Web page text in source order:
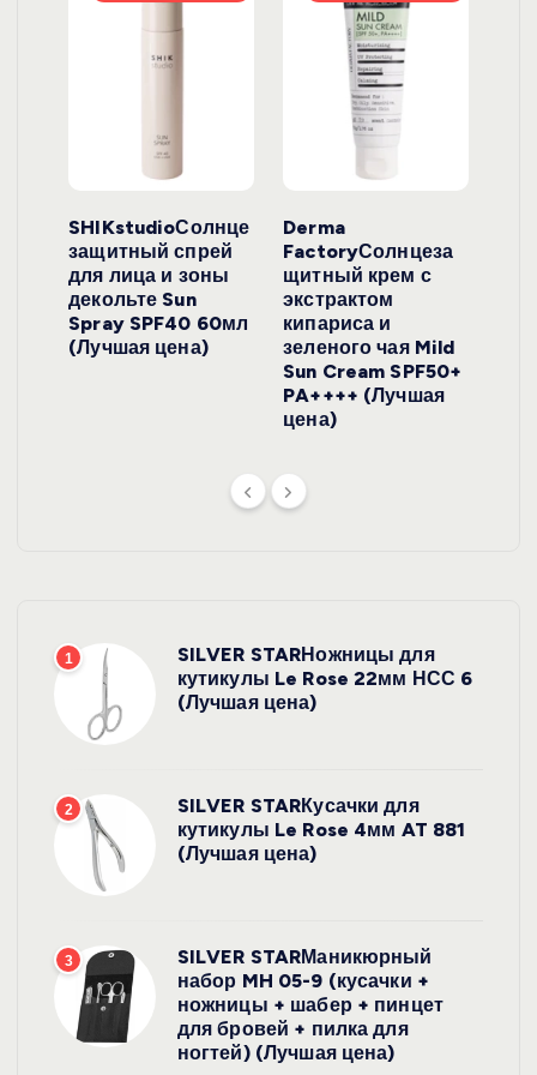
SHIKstudioСолнце
защитный спрей
для лица и зоны
декольте Sun
Spray SPF40 60мл
(Лучшая цена)
Derma
FactoryСолнцеза
щитный крем с
экстрактом
кипариса и
зеленого чая Mild
Sun Cream SPF50+
PA++++ (Лучшая
цена)
1
SILVER STARНожницы для
кутикулы Le Rose 22мм НСС 6
(Лучшая цена)
2
SILVER STARКусачки для
кутикулы Le Rose 4мм AT 881
(Лучшая цена)
3
SILVER STARМаникюрный
набор MH 05-9 (кусачки +
ножницы + шабер + пинцет
для бровей + пилка для
ногтей) (Лучшая цена)